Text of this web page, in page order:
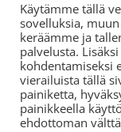
ESPOO
Puh.+358 44 752
KOUVOLA
Puh.+358 44 752
TORNIO
Puh.+358 50 572
TAMPERE
Käytämme tällä
sovelluksia,
keräämme ja
palvelusta.
kohdentamiseksi
vierailuista tällä
painiketta,
painikkeella
ehdottoman